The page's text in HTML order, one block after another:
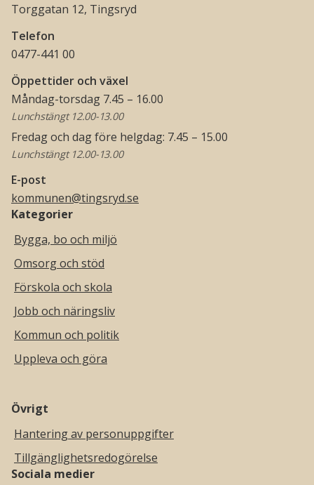
Torggatan 12, Tingsryd
Telefon
0477-441 00
Öppettider och växel
Måndag-torsdag 7.45 – 16.00
Lunchstängt 12.00-13.00
Fredag och dag före helgdag: 7.45 – 15.00
Lunchstängt 12.00-13.00
E-post
kommunen@tingsryd.se
Kategorier
Bygga, bo och miljö
Omsorg och stöd
Förskola och skola
Jobb och näringsliv
Kommun och politik
Uppleva och göra
Övrigt
Hantering av personuppgifter
Tillgänglighetsredogörelse
Sociala medier